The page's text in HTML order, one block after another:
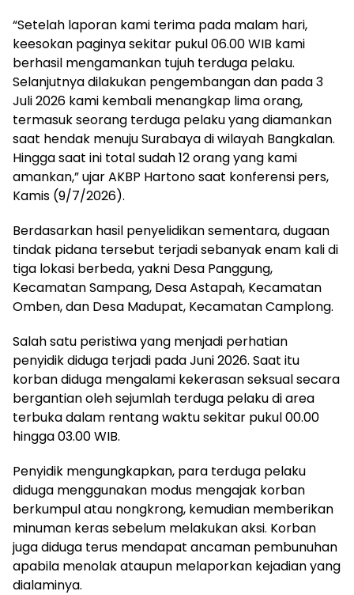
“Setelah laporan kami terima pada malam hari,
keesokan paginya sekitar pukul 06.00 WIB kami
berhasil mengamankan tujuh terduga pelaku.
Selanjutnya dilakukan pengembangan dan pada 3
Juli 2026 kami kembali menangkap lima orang,
termasuk seorang terduga pelaku yang diamankan
saat hendak menuju Surabaya di wilayah Bangkalan.
Hingga saat ini total sudah 12 orang yang kami
amankan,” ujar AKBP Hartono saat konferensi pers,
Kamis (9/7/2026).
Berdasarkan hasil penyelidikan sementara, dugaan
tindak pidana tersebut terjadi sebanyak enam kali di
tiga lokasi berbeda, yakni Desa Panggung,
Kecamatan Sampang, Desa Astapah, Kecamatan
Omben, dan Desa Madupat, Kecamatan Camplong.
Salah satu peristiwa yang menjadi perhatian
penyidik diduga terjadi pada Juni 2026. Saat itu
korban diduga mengalami kekerasan seksual secara
bergantian oleh sejumlah terduga pelaku di area
terbuka dalam rentang waktu sekitar pukul 00.00
hingga 03.00 WIB.
Penyidik mengungkapkan, para terduga pelaku
diduga menggunakan modus mengajak korban
berkumpul atau nongkrong, kemudian memberikan
minuman keras sebelum melakukan aksi. Korban
juga diduga terus mendapat ancaman pembunuhan
apabila menolak ataupun melaporkan kejadian yang
dialaminya.